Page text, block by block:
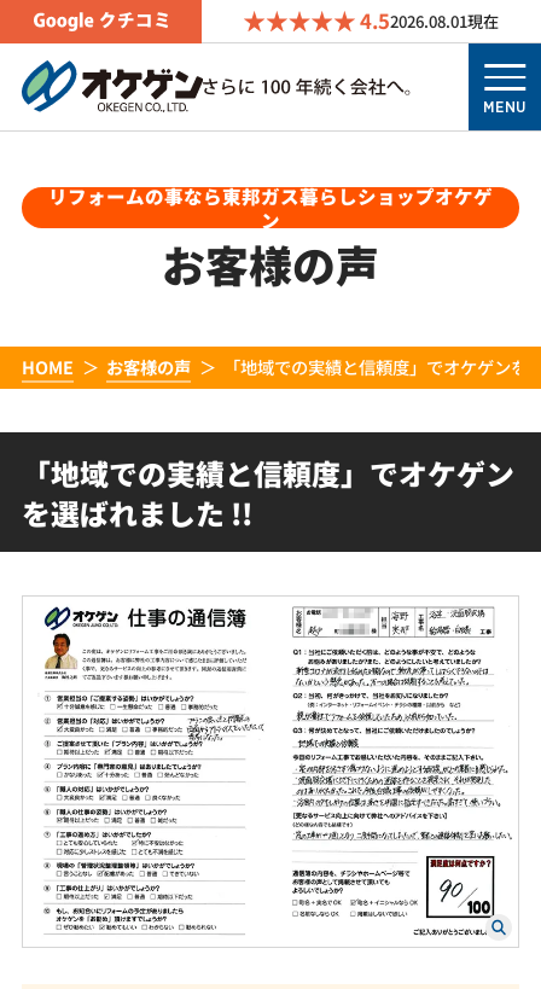
4.52026.08.01現在
MENU
リフォームの事なら東邦ガス暮らしショップオケゲ
ン
お客様の声
HOME お客様の声 「地域での実績と信頼度」でオケゲンを
「地域での実績と信頼度」でオケゲン
を選ばれました !!